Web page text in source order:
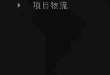
项目物流